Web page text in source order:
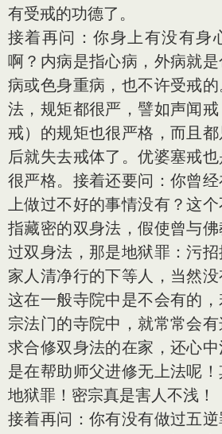
有受戒的功德了。
接着再问：你身上有没有身
啊？内病是指心病，外病就
病或色身重病，也不许受戒
法，规矩都很严，譬如声闻
戒）的规矩也很严格，而且
后就失去戒体了。优婆塞戒
很严格。接着还要问：你曾
上做过不好的事情没有？这
指藏密的双身法，假使曾与
过双身法，那是地狱罪：污
家人清净行的下等人，当然没
这在一般寺院中是不会有的
宗法门的寺院中，就常常会
求合修双身法的在家，还心
是在帮助师父进修无上法呢
地狱罪！密宗真是害人不浅！
接着再问：你有没有做过五逆